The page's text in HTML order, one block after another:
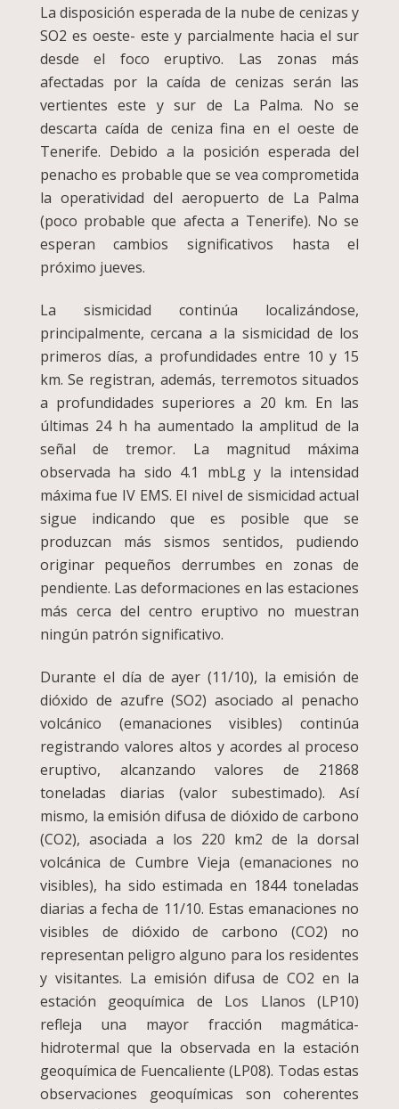
La disposición esperada de la nube de cenizas y
SO2 es oeste- este y parcialmente hacia el sur
desde el foco eruptivo. Las zonas más
afectadas por la caída de cenizas serán las
vertientes este y sur de La Palma. No se
descarta caída de ceniza fina en el oeste de
Tenerife. Debido a la posición esperada del
penacho es probable que se vea comprometida
la operatividad del aeropuerto de La Palma
(poco probable que afecta a Tenerife). No se
esperan cambios significativos hasta el
próximo jueves.
La sismicidad continúa localizándose,
principalmente, cercana a la sismicidad de los
primeros días, a profundidades entre 10 y 15
km. Se registran, además, terremotos situados
a profundidades superiores a 20 km. En las
últimas 24 h ha aumentado la amplitud de la
señal de tremor. La magnitud máxima
observada ha sido 4.1 mbLg y la intensidad
máxima fue IV EMS. El nivel de sismicidad actual
sigue indicando que es posible que se
produzcan más sismos sentidos, pudiendo
originar pequeños derrumbes en zonas de
pendiente. Las deformaciones en las estaciones
más cerca del centro eruptivo no muestran
ningún patrón significativo.
Durante el día de ayer (11/10), la emisión de
dióxido de azufre (SO2) asociado al penacho
volcánico (emanaciones visibles) continúa
registrando valores altos y acordes al proceso
eruptivo, alcanzando valores de 21868
toneladas diarias (valor subestimado). Así
mismo, la emisión difusa de dióxido de carbono
(CO2), asociada a los 220 km2 de la dorsal
volcánica de Cumbre Vieja (emanaciones no
visibles), ha sido estimada en 1844 toneladas
diarias a fecha de 11/10. Estas emanaciones no
visibles de dióxido de carbono (CO2) no
representan peligro alguno para los residentes
y visitantes. La emisión difusa de CO2 en la
estación geoquímica de Los Llanos (LP10)
refleja una mayor fracción magmática-
hidrotermal que la observada en la estación
geoquímica de Fuencaliente (LP08). Todas estas
observaciones geoquímicas son coherentes